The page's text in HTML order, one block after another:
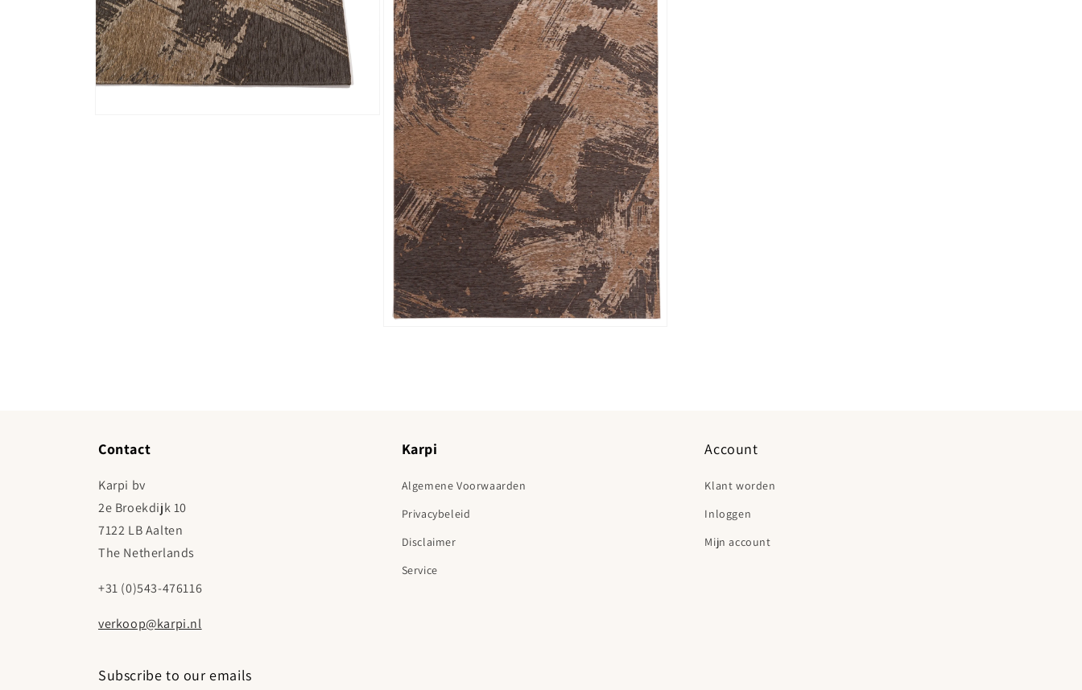
Contact
Karpi bv
2e Broekdijk 10
7122 LB Aalten
The Netherlands
+31 (0)543-476116
verkoop@karpi.nl
Karpi
Algemene Voorwaarden
Privacybeleid
Disclaimer
Service
Account
Klant worden
Inloggen
Mijn account
Subscribe to our emails